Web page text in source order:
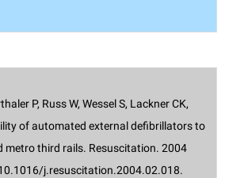
P, Russ W, Wessel S, Lackner CK,
of automated external defibrillators to
metro third rails. Resuscitation. 2004
j.resuscitation.2004.02.018.